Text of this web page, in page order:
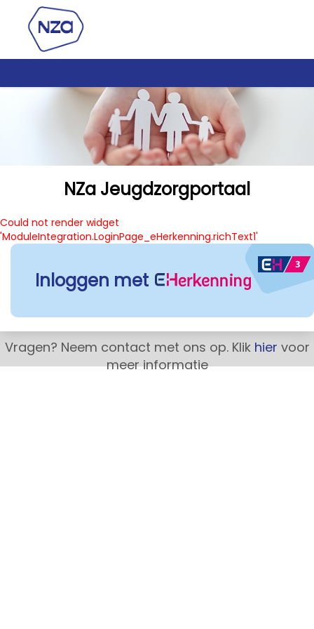
NZa Jeugdzorgportaal
Could not render widget
'ModuleIntegration.LoginPage_eHerkenning.richText1'
Inloggen met
Vragen? Neem contact met ons op. Klik hier voor
meer informatie